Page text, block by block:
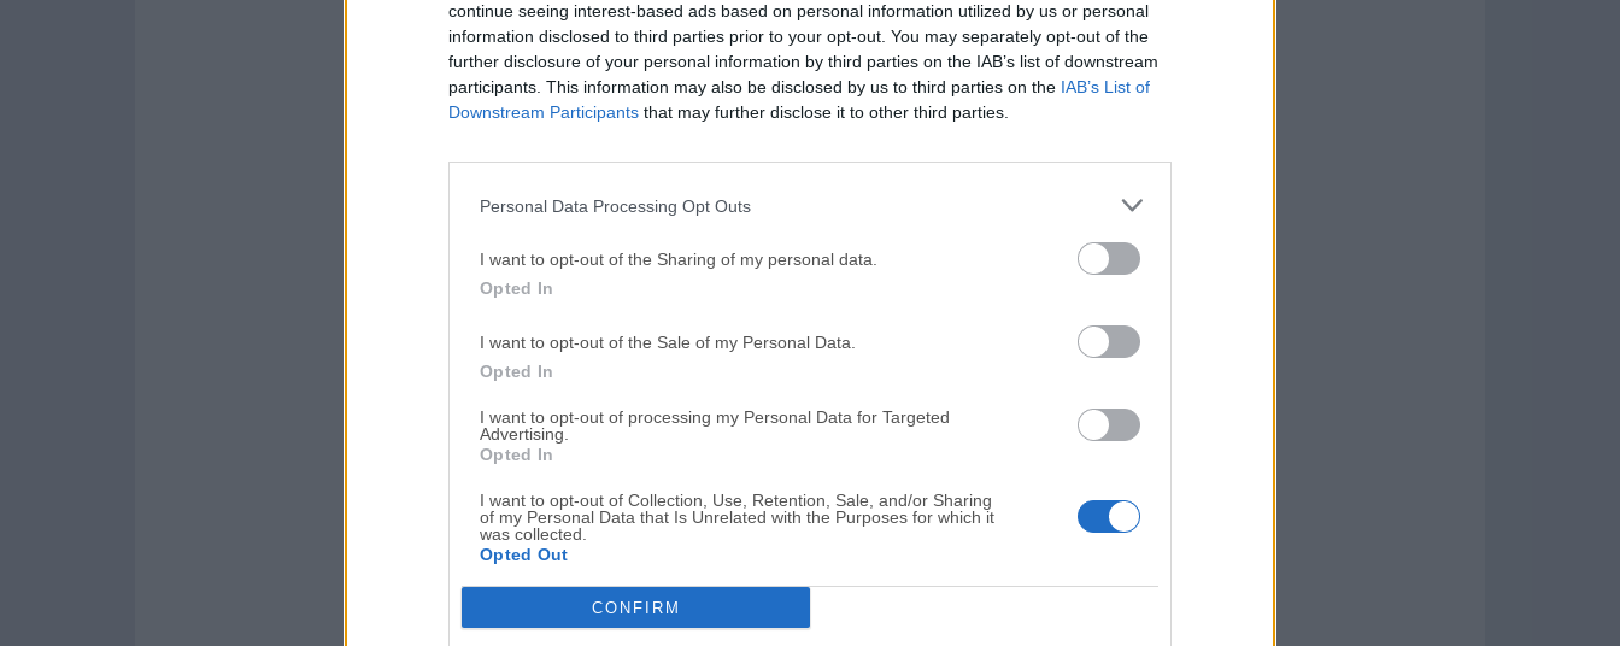
continue seeing interest-based ads based on personal information utilized by us or personal
information disclosed to third parties prior to your opt-out. You may separately opt-out of the
further disclosure of your personal information by third parties on the IAB’s list of downstream
participants. This information may also be disclosed by us to third parties on the IAB’s List of
Downstream Participants that may further disclose it to other third parties.
Personal Data Processing Opt Outs
I want to opt-out of the Sharing of my personal data.
Opted In
I want to opt-out of the Sale of my Personal Data.
Opted In
I want to opt-out of processing my Personal Data for Targeted
Advertising.
Opted In
I want to opt-out of Collection, Use, Retention, Sale, and/or Sharing
of my Personal Data that Is Unrelated with the Purposes for which it
was collected.
Opted Out
CONFIRM
Imágenes
Top Descargas
Opera
Photoshop
GTA 6 CapCut
PC Repair
PC Repair Tool 2026
Hero Wars
Hero Wars - Online Action Game
TradingView
TradingView - Trusted by 100 Million Traders
Halo: Campaign